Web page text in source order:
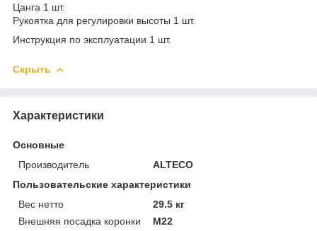
Цанга 1 шт.
Рукоятка для регулировки высоты 1 шт.
Инструкция по эксплуатации 1 шт.
Скрыть
Характеристики
Основные
Производитель
ALTECO
Пользовательские характеристики
Вес нетто
29.5 кг
Внешняя посадка коронки
M22